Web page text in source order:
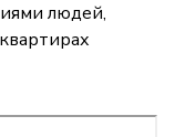
людей,